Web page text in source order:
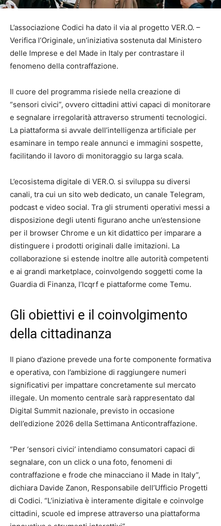
L’associazione Codici ha dato il via al progetto VER.O. –
Verifica l’Originale, un’iniziativa sostenuta dal Ministero
delle Imprese e del Made in Italy per contrastare il
fenomeno della contraffazione.
Il cuore del programma risiede nella creazione di
“sensori civici”, ovvero cittadini attivi capaci di monitorare
e segnalare irregolarità attraverso strumenti tecnologici.
La piattaforma si avvale dell’intelligenza artificiale per
esaminare in tempo reale annunci e immagini sospette,
facilitando il lavoro di monitoraggio su larga scala.
L’ecosistema digitale di VER.O. si sviluppa su diversi
canali, tra cui un sito web dedicato, un canale Telegram,
podcast e video social. Tra gli strumenti operativi messi a
disposizione degli utenti figurano anche un’estensione
per il browser Chrome e un kit didattico per imparare a
distinguere i prodotti originali dalle imitazioni. La
collaborazione si estende inoltre alle autorità competenti
e ai grandi marketplace, coinvolgendo soggetti come la
Guardia di Finanza, l’Icqrf e piattaforme come Temu.
Gli obiettivi e il coinvolgimento
della cittadinanza
Il piano d’azione prevede una forte componente formativa
e operativa, con l’ambizione di raggiungere numeri
significativi per impattare concretamente sul mercato
illegale. Un momento centrale sarà rappresentato dal
Digital Summit nazionale, previsto in occasione
dell’edizione 2026 della Settimana Anticontraffazione.
“Per ‘sensori civici’ intendiamo consumatori capaci di
segnalare, con un click o una foto, fenomeni di
contraffazione e frode che minacciano il Made in Italy”,
dichiara Davide Zanon, Responsabile dell’Ufficio Progetti
di Codici. “L’iniziativa è interamente digitale e coinvolge
cittadini, scuole ed imprese attraverso una piattaforma